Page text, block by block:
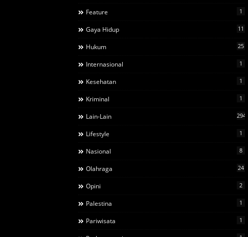
Feature 1
Gaya Hidup 11
Hukum 25
Internasional 1
Kesehatan 1
Kriminal 1
Lain-Lain 294
Lifestyle 1
Nasional 8
Olahraga 24
Opini 2
Palestina 1
Pariwisata 1